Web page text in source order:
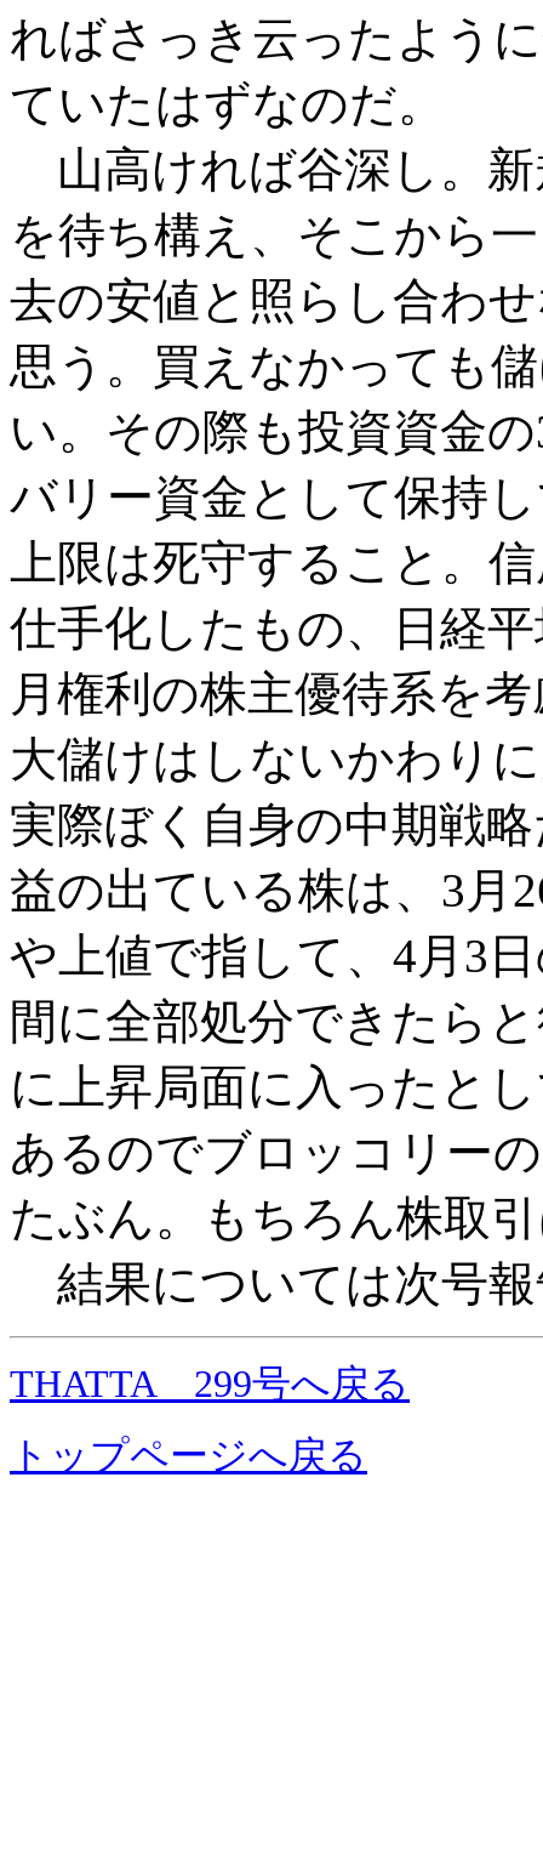
ればさっき云ったよう
ていたはずなのだ。
山高ければ谷深し。
を待ち構え、そこから
去の安値と照らし合わ
思う。買えなかっても
い。その際も投資資金
バリー資金として保持
上限は死守すること。
仕手化したもの、日経
月権利の株主優待系を
大儲けはしないかわり
実際ぼく自身の中期戦
益の出ている株は、3月
や上値で指して、4月3
間に全部処分できたら
に上昇局面に入ったと
あるのでブロッコリー
たぶん。もちろん株取
結果については次号報
THATTA 299号へ戻る
トップページへ戻る